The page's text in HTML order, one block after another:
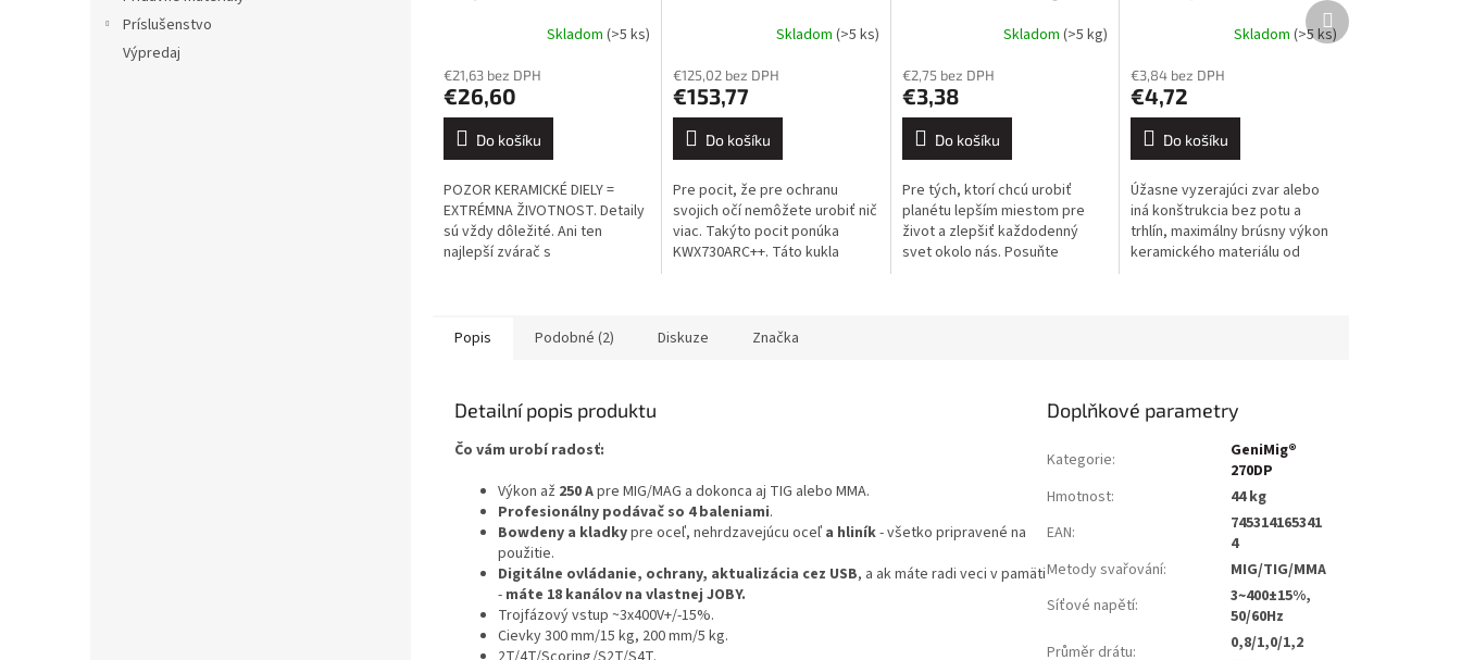
Príslušenstvo
Výpredaj
Skladom (>5 ks)
€21,63 bez DPH
€26,60
Do košíku
POZOR KERAMICKÉ DIELY =
EXTRÉMNA ŽIVOTNOST. Detaily
sú vždy dôležité. Ani ten
najlepší zvárač s
Skladom (>5 ks)
€125,02 bez DPH
€153,77
Do košíku
Pre pocit, že pre ochranu
svojich očí nemôžete urobiť nič
viac. Takýto pocit ponúka
KWX730ARC++. Táto kukla
Skladom(>5 kg)
€2,75 bez DPH
€3,38
Do košíku
Pre tých, ktorí chcú urobiť
planétu lepším miestom pre
život a zlepšiť každodenný
svet okolo nás. Posuňte
Skladom (>5 ks)
€3,84 bez DPH
€4,72
Do košíku
Úžasne vyzerajúci zvar alebo
iná konštrukcia bez potu a
trhlín, maximálny brúsny výkon
keramického materiálu od
Další
produkt
Popis Podobné (2) Diskuze Značka
Detailní popis produktu
Čo vám urobí radosť:
Výkon až 250 Apre MIG/MAG a dokonca aj TIG alebo MMA.
Profesionálny podávač so 4 baleniami.
Bowdeny a kladkypre oceľ, nehrdzavejúcu oceľ a hliník- všetko pripravené na
použitie.
Digitálne ovládanie, ochrany, aktualizácia cez USB, a ak máte radi veci v pamäti
- máte 18 kanálov na vlastnej JOBY.
Trojfázový vstup ~3x400V+/-15%.
Cievky 300 mm/15 kg, 200 mm/5 kg.
Doplňkové parametry
Kategorie:
GeniMig®
270DP
Hmotnost:
44 kg
EAN:
745314165341
4
Metody svařování:
MIG/TIG/MMA
Síťové napětí:
3~400±15%,
50/60Hz
Průměr drátu:
0,8/1,0/1,2